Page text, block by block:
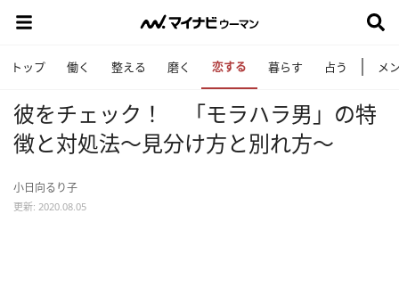
トップ 働く 整える 磨く 恋する 暮らす 占う メ
彼をチェック！ 「モラハラ男」の特
徴と対処法～見分け方と別れ方～
小日向るり子
更新: 2020.08.05